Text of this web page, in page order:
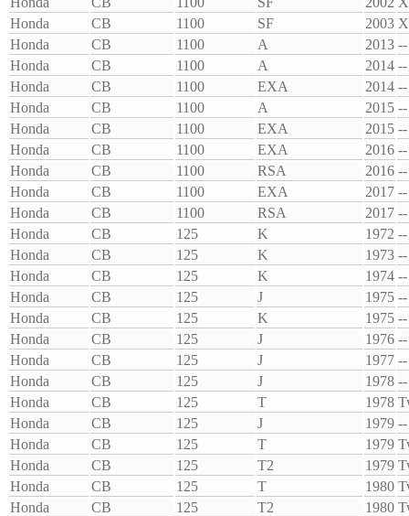
Honda
CB 1100 SF 2003
Honda
CB 1100 A 2013 --
Honda
CB 1100 A 2014 --
Honda
CB 1100 EXA 2014 --
Honda
CB 1100 A 2015 --
Honda
CB 1100 EXA 2015 --
Honda
CB 1100 EXA 2016 --
Honda
CB 1100 RSA 2016 --
Honda
CB 1100 EXA 2017 --
Honda
CB 1100 RSA 2017 --
Honda
CB 125 K 1972 --
Honda
CB 125 K 1973 --
Honda
CB 125 K 1974 --
Honda
CB 125 J 1975 --
Honda
CB 125 K 1975 --
Honda
CB 125 J 1976 --
Honda
CB 125 J 1977 --
Honda
CB 125 J 1978 --
Honda
CB 125 T 1978
Honda
CB 125 J 1979 --
Honda
CB 125 T 1979
Honda
CB 125 T2 1979
Honda
CB 125 T 1980
Honda
CB 125 T2 1980